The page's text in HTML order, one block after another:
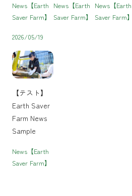
News【Earth
Saver Farm】
News【Earth
Saver Farm】
News【Earth
Saver Farm】
2026/05/19
【テスト】
Earth Saver
Farm News
Sample
News【Earth
Saver Farm】